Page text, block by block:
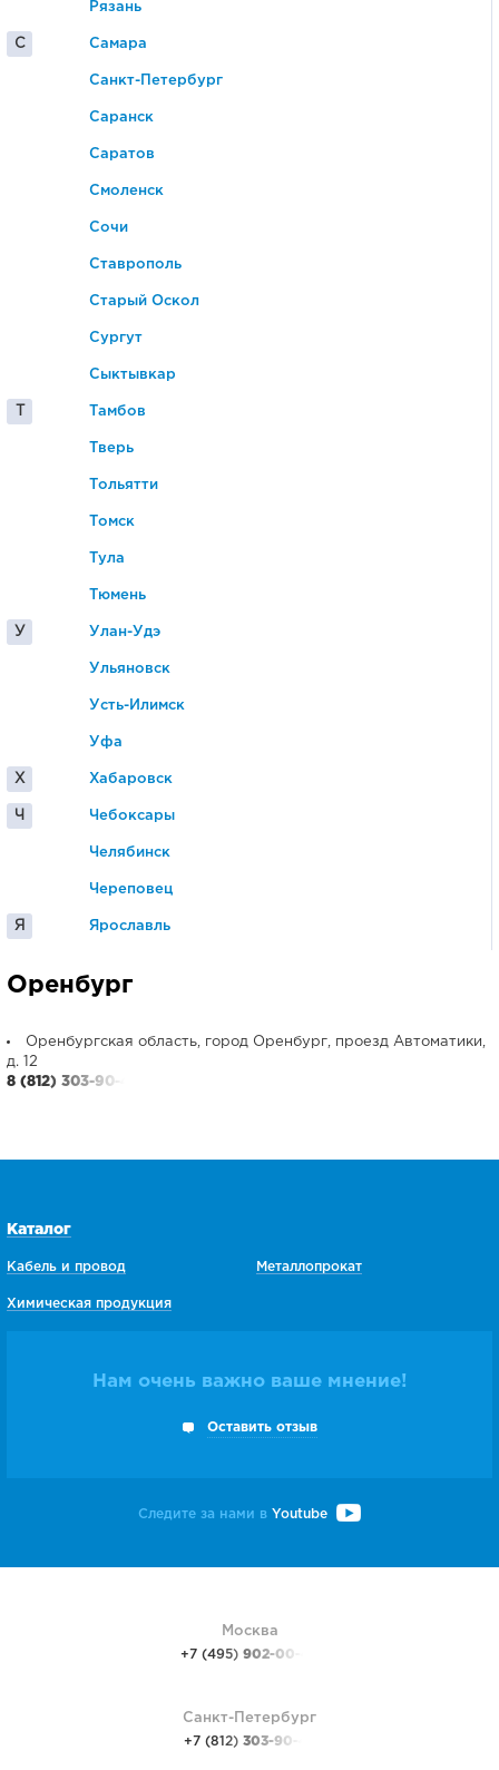
Рязань
С Самара
Санкт-Петербург
Саранск
Саратов
Смоленск
Сочи
Ставрополь
Старый Оскол
Сургут
Сыктывкар
Тамбов
Тверь
Тольятти
Томск
Тула
Тюмень
У Улан-Удэ
Ульяновск
Усть-Илимск
Уфа
Х Хабаровск
Ч Чебоксары
Челябинск
Череповец
Я Ярославль
Оренбург
Оренбургская область, город Оренбург, проезд Автоматики,
д. 12
8 (812) 303-90-48
Каталог
Кабель и провод
Химическая продукция
Металлопрокат
Нам очень важно ваше мнение!
Оставить отзыв
Следите за нами в Youtube
Москва
+7 (495) 902-00-48
Санкт-Петербург
+7 (812) 303-90-48